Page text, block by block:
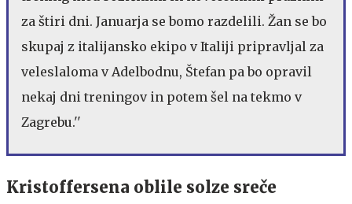
za štiri dni. Januarja se bomo razdelili. Žan se bo
skupaj z italijansko ekipo v Italiji pripravljal za
veleslaloma v Adelbodnu, Štefan pa bo opravil
nekaj dni treningov in potem šel na tekmo v
Zagrebu.''
Kristoffersena oblile solze sreče